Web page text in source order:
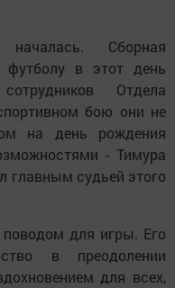
Сборная
в этот день
Отдела
бою они не
на день рождения
- Тимура
главным судьей этого
для игры. Его
в преодолении
для всех,